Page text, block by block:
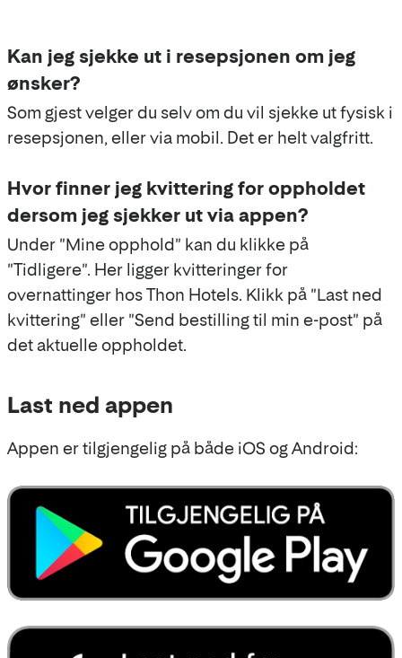
Kan jeg sjekke ut i resepsjonen om jeg
ønsker?
Som gjest velger du selv om du vil sjekke ut fysisk i
resepsjonen, eller via mobil. Det er helt valgfritt.
Hvor finner jeg kvittering for oppholdet
dersom jeg sjekker ut via appen?
Under "Mine opphold" kan du klikke på
"Tidligere". Her ligger kvitteringer for
overnattinger hos Thon Hotels. Klikk på "Last ned
kvittering" eller "Send bestilling til min e-post" på
det aktuelle oppholdet.
Last ned appen
Appen er tilgjengelig på både iOS og Android: